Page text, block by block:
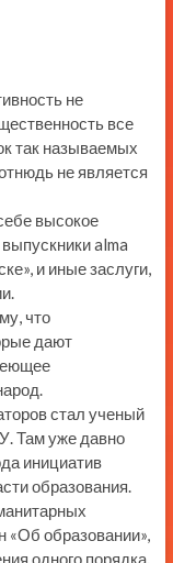
не
все
так называемых
не является
высокое
alma
и иные заслуги,
что
дают
стал ученый
Там уже давно
инициатив
образования.
«Об образовании»,
одного порядка.